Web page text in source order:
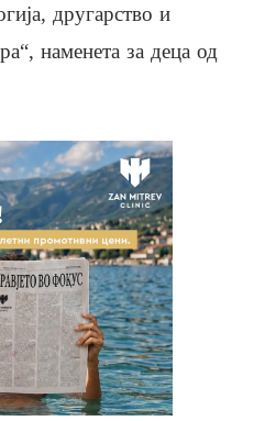
другарство и
наменета за деца од